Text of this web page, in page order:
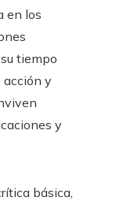
en los
tiempo
acción y
y
básica,